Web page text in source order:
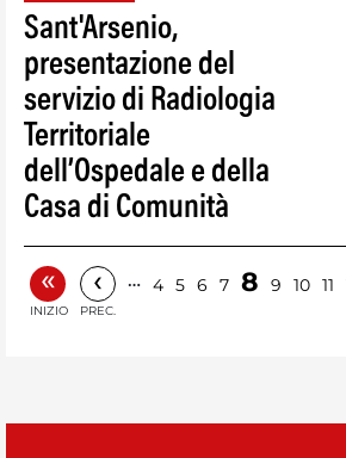
Sant'Arsenio,
presentazione del
servizio di Radiologia
Territoriale
dell’Ospedale e della
Casa di Comunità
«
INIZIO
‹
PREC.
… 4 5 6 7 8 9 10 11